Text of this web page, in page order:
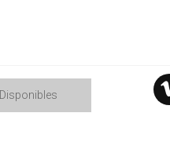
Disponibles